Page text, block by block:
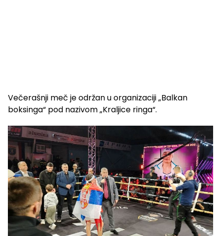
Večerašnji meč je održan u organizaciji „Balkan
boksinga“ pod nazivom „Kraljice ringa“.